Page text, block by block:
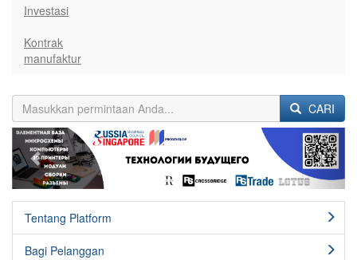
Investasi
Kontrak
manufaktur
CARI
Previous Next
Tentang Platform
Bagi Pelanggan